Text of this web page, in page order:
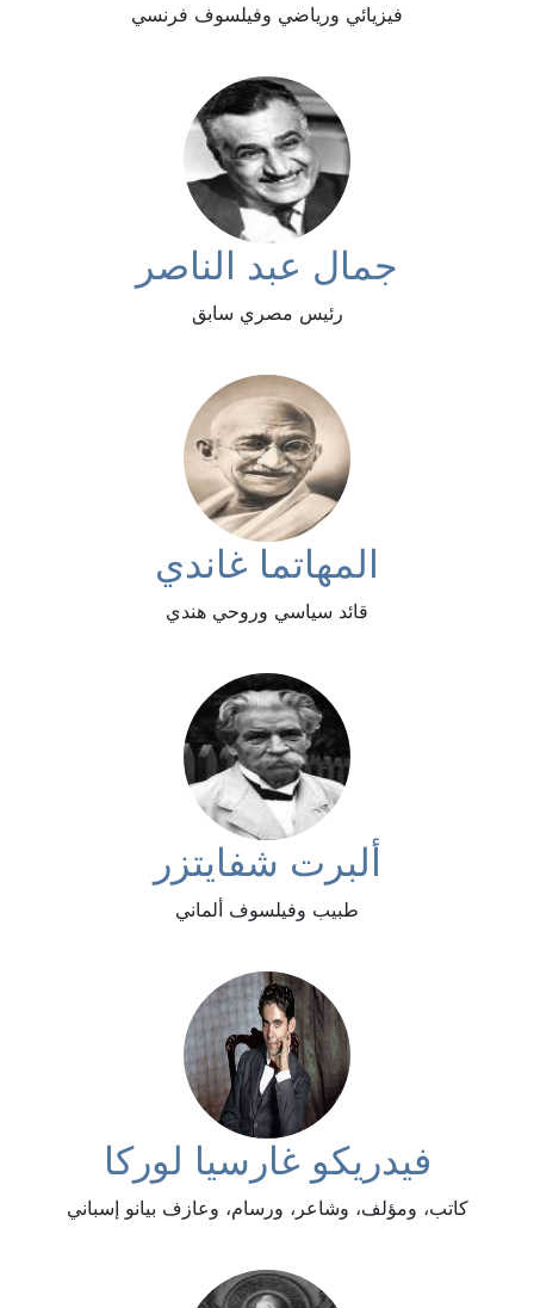
فيزيائي ورياضي وفيلسوف فرنسي
جمال عبد الناصر
رئيس مصري سابق
المهاتما غاندي
قائد سياسي وروحي هندي
ألبرت شفايتزر
طبيب وفيلسوف ألماني
فيدريكو غارسيا لوركا
كاتب، ومؤلف، وشاعر، ورسام، وعازف بيانو إسباني